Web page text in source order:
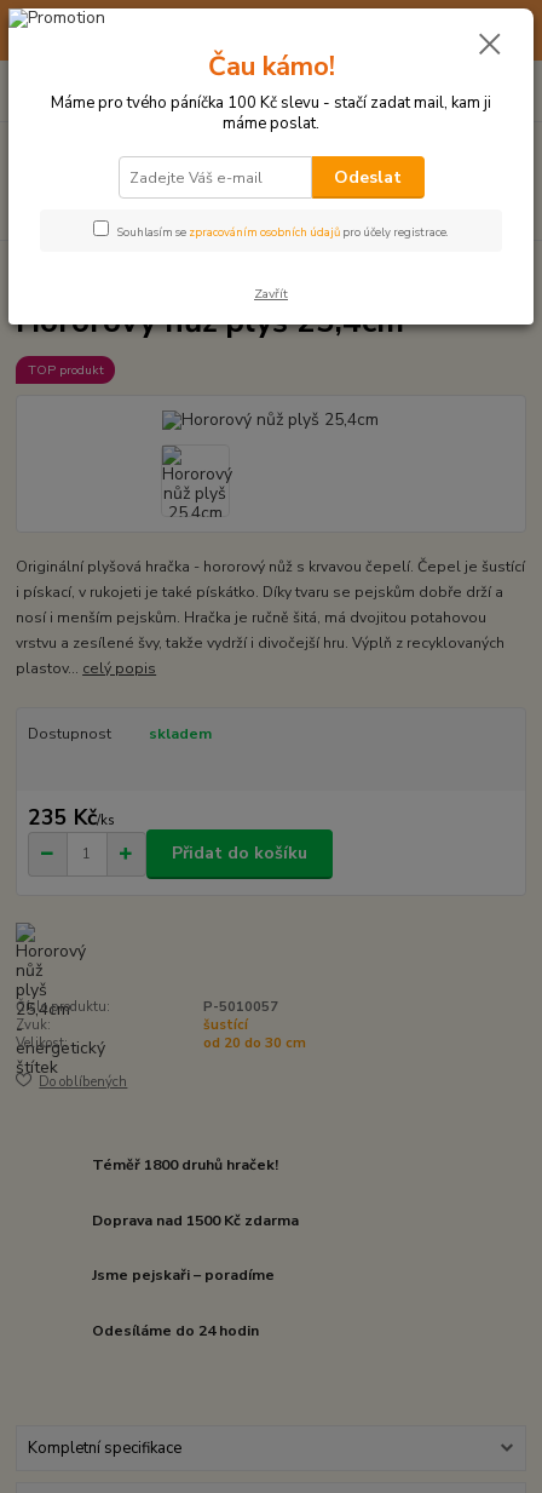
☀️ 10. - 14. SRPNA 2026 MÁME DOVOLENOU ☀️ OBJEDNÁVKY
po–pá: 9–17 hod.
za0 Kč
Hororový nůž plyš 25,4cm
TOP produkt
Originální plyšová hračka - hororový nůž s krvavou čepelí. Čepel je šustící
i pískací, v rukojeti je také pískátko. Díky tvaru se pejskům dobře drží a
nosí i menším pejskům. Hračka je ručně šitá, má dvojitou potahovou
vrstvu a zesílené švy, takže vydrží i divočejší hru. Výplň z recyklovaných
plastov... celý popis
Dostupnost skladem
235 Kč/ks
Přidat do košíku
Číslo produktu:
P-5010057
Zvuk:
šustící
Velikost:
od 20 do 30 cm
Do oblíbených
Téměř 1800 druhů hraček!
Doprava nad 1500 Kč zdarma
Jsme pejskaři – poradíme
Odesíláme do 24 hodin
Kompletní specifikace
Čau kámo!
Máme pro tvého páníčka 100 Kč slevu - stačí zadat mail, kam ji
máme poslat.
Odeslat
Souhlasím se zpracováním osobních údajů pro účely registrace.
Zavřít